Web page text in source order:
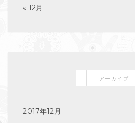
« 12月
アーカイブ
2017年12月